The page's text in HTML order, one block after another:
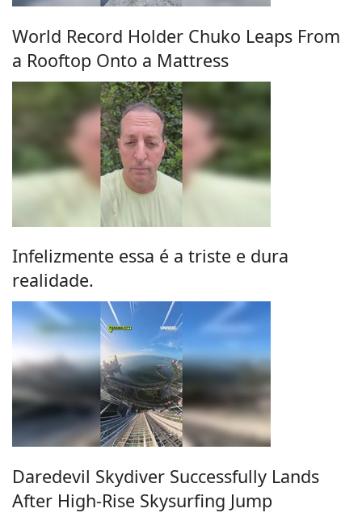
World Record Holder Chuko Leaps From
a Rooftop Onto a Mattress
Infelizmente essa é a triste e dura
realidade.
Daredevil Skydiver Successfully Lands
After High-Rise Skysurfing Jump